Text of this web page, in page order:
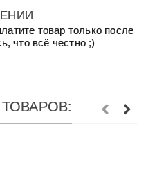
товар только после
что всё честно ;)